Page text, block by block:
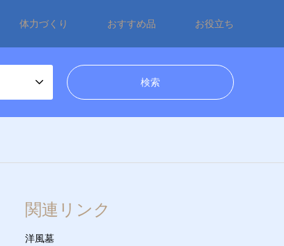
体力づくり おすすめ品 お役立ち
関連リンク
洋風墓